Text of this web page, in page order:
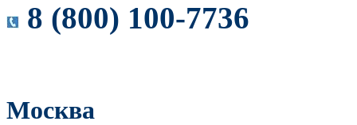
8 (800) 100-7736
Москва